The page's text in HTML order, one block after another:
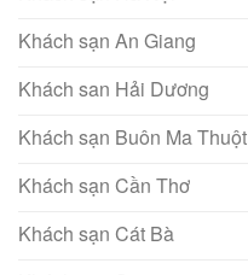
Khách sạn An Giang
Khách san Hải Dương
Khách sạn Buôn Ma Thuột
Khách sạn Cần Thơ
Khách sạn Cát Bà